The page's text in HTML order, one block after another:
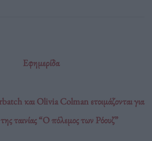
Εφημερίδα
και Olivia Colman ετοιμάζονται για
ταινίας “Ο πόλεμος των Ρόουζ”